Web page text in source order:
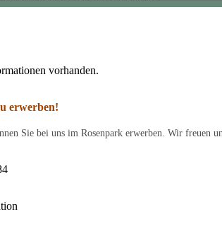
vorhanden.
erwerben!
Sie bei uns im Rosenpark erwerben. Wir freuen